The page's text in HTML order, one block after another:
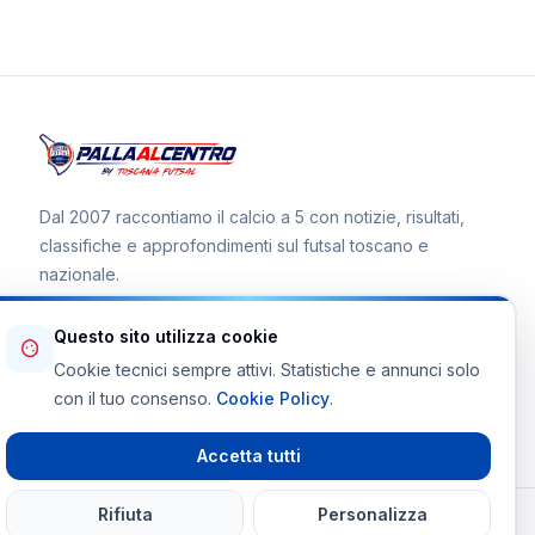
Dal 2007 raccontiamo il calcio a 5 con notizie, risultati,
classifiche e approfondimenti sul futsal toscano e
nazionale.
Canale WhatsApp
Telegram Toscana Futsal
© 2026 Palla al Centro · Tutti i diritti riservati
Questo sito utilizza cookie
Cookie tecnici sempre attivi. Statistiche e annunci solo
con il tuo consenso. Cookie Policy.
Accetta tutti
Rifiuta Personalizza